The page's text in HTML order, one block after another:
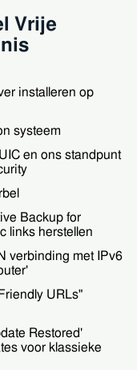
Vrije
installeren op
systeem
en ons standpunt
Backup for
links herstellen
verbinding met IPv6
URLs"
Restored'
voor klassieke